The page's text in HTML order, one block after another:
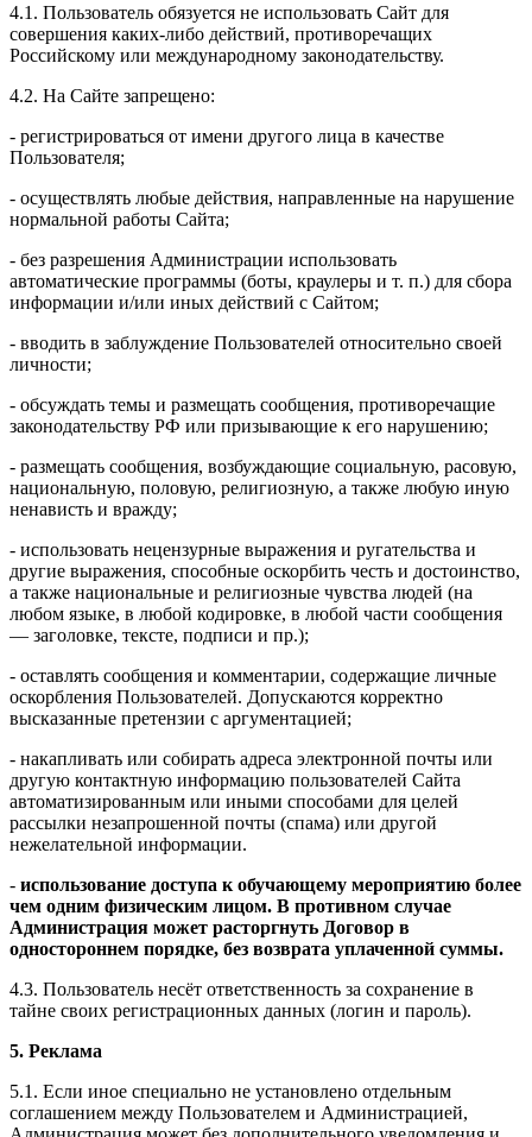
4.1. Пользователь обязуется не использовать Сайт для
совершения каких-либо действий, противоречащих
Российскому или международному законодательству.
4.2. На Сайте запрещено:
- регистрироваться от имени другого лица в качестве
Пользователя;
- осуществлять любые действия, направленные на нарушение
нормальной работы Сайта;
- без разрешения Администрации использовать
автоматические программы (боты, краулеры и т. п.) для сбора
информации и/или иных действий с Сайтом;
- вводить в заблуждение Пользователей относительно своей
личности;
- обсуждать темы и размещать сообщения, противоречащие
законодательству РФ или призывающие к его нарушению;
- размещать сообщения, возбуждающие социальную, расовую,
национальную, половую, религиозную, а также любую иную
ненависть и вражду;
- использовать нецензурные выражения и ругательства и
другие выражения, способные оскорбить честь и достоинство,
а также национальные и религиозные чувства людей (на
любом языке, в любой кодировке, в любой части сообщения
— заголовке, тексте, подписи и пр.);
- оставлять сообщения и комментарии, содержащие личные
оскорбления Пользователей. Допускаются корректно
высказанные претензии с аргументацией;
- накапливать или собирать адреса электронной почты или
другую контактную информацию пользователей Сайта
автоматизированным или иными способами для целей
рассылки незапрошенной почты (спама) или другой
нежелательной информации.
- использование доступа к обучающему мероприятию более
чем одним физическим лицом. В противном случае
Администрация может расторгнуть Договор в
одностороннем порядке, без возврата уплаченной суммы.
4.3. Пользователь несёт ответственность за сохранение в
тайне своих регистрационных данных (логин и пароль).
5. Реклама
5.1. Если иное специально не установлено отдельным
соглашением между Пользователем и Администрацией,